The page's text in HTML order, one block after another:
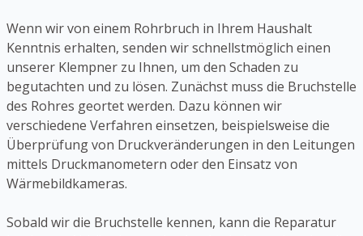
Wenn wir von einem Rohrbruch in Ihrem Haushalt
Kenntnis erhalten, senden wir schnellstmöglich einen
unserer Klempner zu Ihnen, um den Schaden zu
begutachten und zu lösen. Zunächst muss die Bruchstelle
des Rohres geortet werden. Dazu können wir
verschiedene Verfahren einsetzen, beispielsweise die
Überprüfung von Druckveränderungen in den Leitungen
mittels Druckmanometern oder den Einsatz von
Wärmebildkameras.
Sobald wir die Bruchstelle kennen, kann die Reparatur